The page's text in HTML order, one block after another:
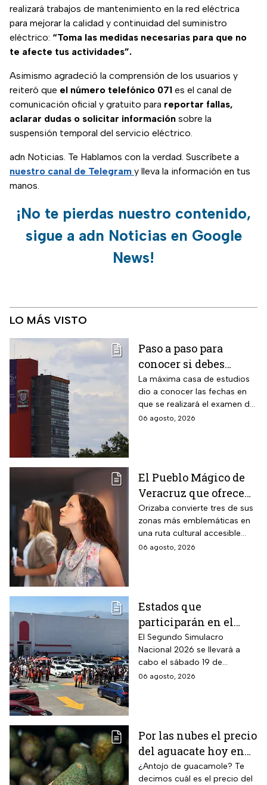
realizará trabajos de mantenimiento en la red eléctrica
para mejorar la calidad y continuidad del suministro
eléctrico: “Toma las medidas necesarias para que no
te afecte tus actividades”.
Asimismo agradeció la comprensión de los usuarios y
reiteró que el número telefónico 071 es el canal de
comunicación oficial y gratuito para reportar fallas,
aclarar dudas o solicitar información sobre la
suspensión temporal del servicio eléctrico.
adn Noticias. Te Hablamos con la verdad. Suscríbete a
nuestro canal de Telegram y lleva la información en tus
manos.
¡No te pierdas nuestro contenido,
sigue a adn Noticias en Google
News!
LO MÁS VISTO
Paso a paso para
conocer si debes
realizar el examen de
control de la UNAM
La máxima casa de estudios
dio a conocer las fechas en
que se realizará el examen de
control, después de encontrar
06 agosto, 2026
El Pueblo Mágico de
Veracruz que ofrece
por 70 pesos una
visita a 18 museos
históricos en estas
vacaciones de agosto
Orizaba convierte tres de sus
zonas más emblemáticas en
una ruta cultural accesible
para toda la familia
06 agosto, 2026
Estados que
participarán en el
Segundo Simulacro
Nacional 2026
El Segundo Simulacro
Nacional 2026 se llevará a
cabo el sábado 19 de
septiembre y tendrá hipótesis
06 agosto, 2026
Por las nubes el precio
del aguacate hoy en
México
¿Antojo de guacamole? Te
decimos cuál es el precio del